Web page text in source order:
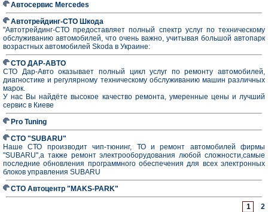
Автосервиc Mercedes
Автотрейдинг-СТО Шкода
"Автотрейдинг-СТО предоставляет полный спектр услуг по техническому
обслуживанию автомобилей, что очень важно, учитывая большой автопарк
возрастных автомобилей Skoda в Украине:
СТО ДАР-АВТО
СТО Дар-Авто оказывает полный цикл услуг по ремонту автомобилей,
диагностике и регулярному техническому обслуживанию машин различных
марок.
У нас Вы найдёте высокое качество ремонта, умеренные цены и лучший
сервис в Киеве
Pro Tuning
СТО "SUBARU"
Наше СТО производит чип-тюнинг, ТО и ремонт автомобилей фирмы
"SUBARU",а также ремонт электрооборудования любой сложности,самые
последние обновления программного обеспечения для всех электронных
блоков управления SUBARU
СТО Автоцентр "MAKS-PARK"
1 2